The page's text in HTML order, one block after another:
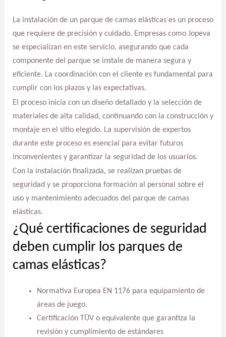
La instalación de un parque de camas elásticas es un proceso
que requiere de precisión y cuidado. Empresas como Jopeva
se especializan en este servicio, asegurando que cada
componente del parque se instale de manera segura y
eficiente. La coordinación con el cliente es fundamental para
cumplir con los plazos y las expectativas.
El proceso inicia con un diseño detallado y la selección de
materiales de alta calidad, continuando con la construcción y
montaje en el sitio elegido. La supervisión de expertos
durante este proceso es esencial para evitar futuros
inconvenientes y garantizar la seguridad de los usuarios.
Con la instalación finalizada, se realizan pruebas de
seguridad y se proporciona formación al personal sobre el
uso y mantenimiento adecuados del parque de camas
elásticas.
¿Qué certificaciones de seguridad
deben cumplir los parques de
camas elásticas?
Normativa Europea EN 1176 para equipamiento de
áreas de juego.
Certificación TÜV o equivalente que garantiza la
revisión y cumplimiento de estándares